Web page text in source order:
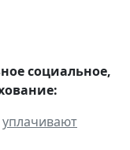
социальное,
уплачивают